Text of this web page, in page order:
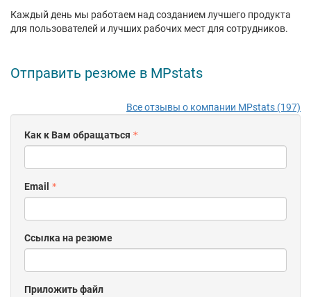
Каждый день мы работаем над созданием лучшего продукта
для пользователей и лучших рабочих мест для сотрудников.
Отправить резюме в MPstats
Все отзывы о компании MPstats (197)
Как к Вам обращаться
Email
Ссылка на резюме
Приложить файл